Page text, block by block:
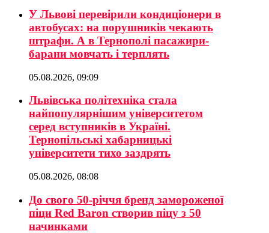
У Львові перевірили кондиціонери в
автобусах: на порушників чекають
штрафи. А в Тернополі пасажири-
барани мовчать і терплять
05.08.2026, 09:09
Львівська політехніка стала
найпопулярнішим університетом
серед вступників в Україні.
Тернопільські хабарницькі
університети тихо заздрять
05.08.2026, 08:08
До свого 50-річчя бренд замороженої
піци Red Baron створив піцу з 50
начинками